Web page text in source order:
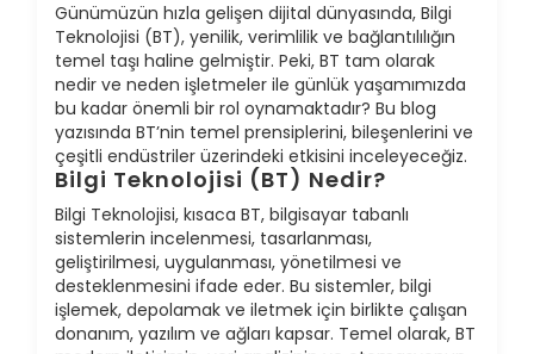
Günümüzün hızla gelişen dijital dünyasında, Bilgi
Teknolojisi (BT), yenilik, verimlilik ve bağlantılılığın
temel taşı haline gelmiştir. Peki, BT tam olarak
nedir ve neden işletmeler ile günlük yaşamımızda
bu kadar önemli bir rol oynamaktadır? Bu blog
yazısında BT’nin temel prensiplerini, bileşenlerini ve
çeşitli endüstriler üzerindeki etkisini inceleyeceğiz.
Bilgi Teknolojisi (BT) Nedir?
Bilgi Teknolojisi, kısaca BT, bilgisayar tabanlı
sistemlerin incelenmesi, tasarlanması,
geliştirilmesi, uygulanması, yönetilmesi ve
desteklenmesini ifade eder. Bu sistemler, bilgi
işlemek, depolamak ve iletmek için birlikte çalışan
donanım, yazılım ve ağları kapsar. Temel olarak, BT